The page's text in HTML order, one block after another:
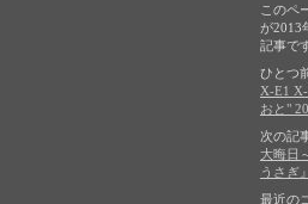
このペ
が2013
記事で
ひとつ
X-E1
おと"
次の記
大晦日
うさぎ』
最近の